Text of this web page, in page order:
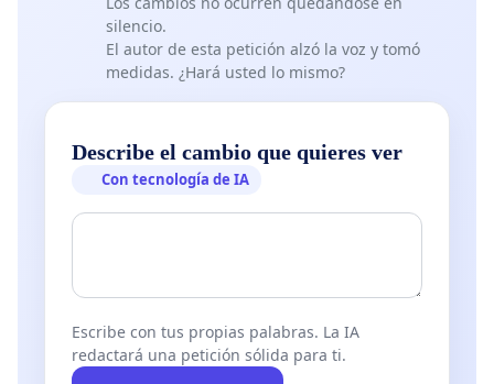
silencio.
El autor de esta petición alzó la voz y tomó
medidas. ¿Hará usted lo mismo?
Describe el cambio que quieres ver
Con tecnología de IA
Escribe con tus propias palabras. La IA
redactará una petición sólida para ti.